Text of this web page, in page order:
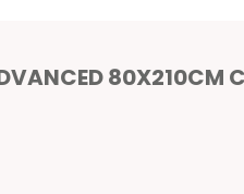
80X210CM